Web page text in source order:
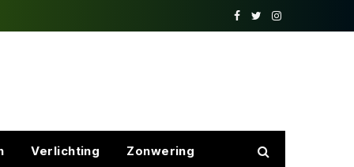
Facebook
TwitterInstagram
Verlichting Zonwering